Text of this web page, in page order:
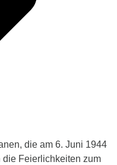
die am 6. Juni 1944
Feierlichkeiten zum